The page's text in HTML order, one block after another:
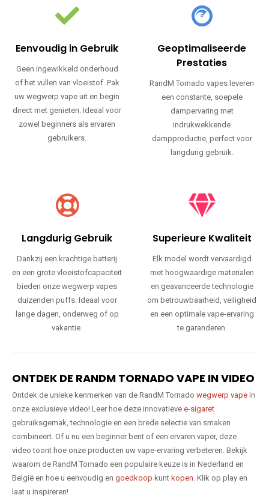
Eenvoudig in Gebruik
Geen ingewikkeld onderhoud
of het vullen van vloeistof. Pak
uw wegwerp vape uit en begin
direct met genieten. Ideaal voor
zowel beginners als ervaren
gebruikers.
Geoptimaliseerde
Prestaties
RandM Tornado vapes leveren
een constante, soepele
dampervaring met
indrukwekkende
dampproductie, perfect voor
langdurig gebruik.
Langdurig Gebruik
Dankzij een krachtige batterij
en een grote vloeistofcapaciteit
bieden onze wegwerp vapes
duizenden puffs. Ideaal voor
lange dagen, onderweg of op
vakantie.
Superieure Kwaliteit
Elk model wordt vervaardigd
met hoogwaardige materialen
en geavanceerde technologie
om betrouwbaarheid, veiligheid
en een optimale vape-ervaring
te garanderen.
ONTDEK DE RANDM TORNADO VAPE IN VIDEO
Ontdek de unieke kenmerken van de RandM Tornado wegwerp vape in
onze exclusieve video! Leer hoe deze innovatieve e-sigaret
gebruiksgemak, technologie en een brede selectie van smaken
combineert. Of u nu een beginner bent of een ervaren vaper, deze
video toont hoe onze producten uw vape-ervaring verbeteren. Bekijk
waarom de RandM Tornado een populaire keuze is in Nederland en
België en hoe u eenvoudig en goedkoop kunt kopen. Klik op play en
laat u inspireren!